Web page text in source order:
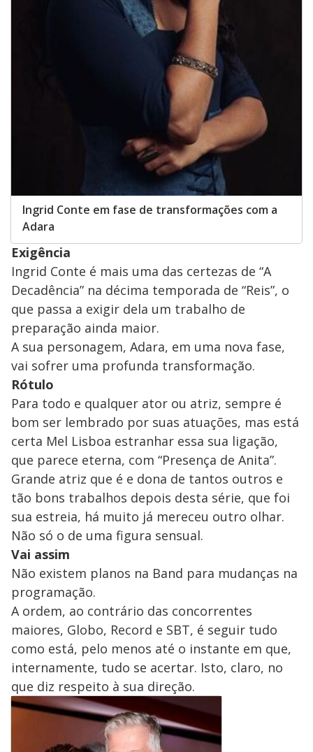
Ingrid Conte em fase de transformações com a
Adara
Exigência
Ingrid Conte é mais uma das certezas de “A
Decadência” na décima temporada de “Reis”, o
que passa a exigir dela um trabalho de
preparação ainda maior.
A sua personagem, Adara, em uma nova fase,
vai sofrer uma profunda transformação.
Rótulo
Para todo e qualquer ator ou atriz, sempre é
bom ser lembrado por suas atuações, mas está
certa Mel Lisboa estranhar essa sua ligação,
que parece eterna, com “Presença de Anita”.
Grande atriz que é e dona de tantos outros e
tão bons trabalhos depois desta série, que foi
sua estreia, há muito já mereceu outro olhar.
Não só o de uma figura sensual.
Vai assim
Não existem planos na Band para mudanças na
programação.
A ordem, ao contrário das concorrentes
maiores, Globo, Record e SBT, é seguir tudo
como está, pelo menos até o instante em que,
internamente, tudo se acertar. Isto, claro, no
que diz respeito à sua direção.